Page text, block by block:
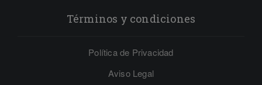
Términos y condiciones
Política de Privacidad
Aviso Legal